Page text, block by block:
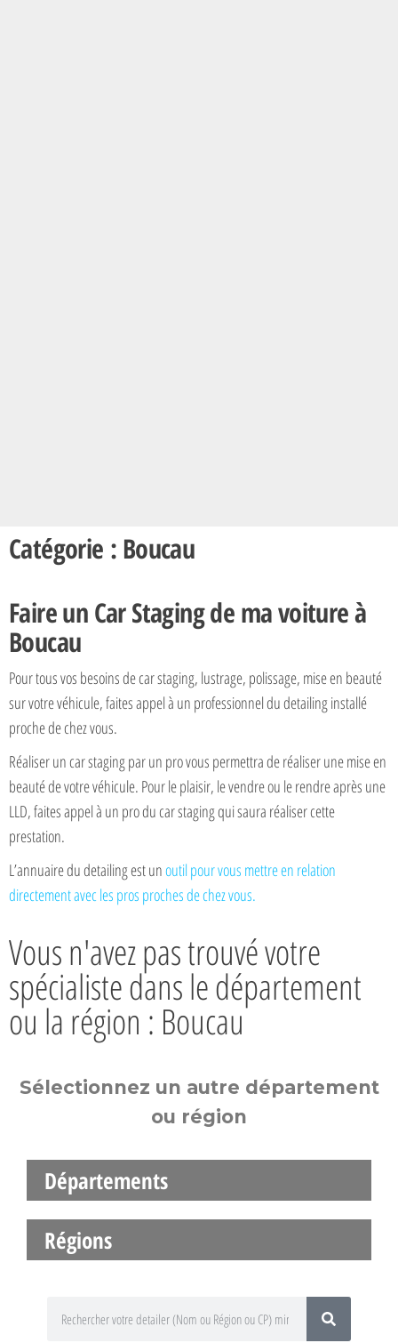
Catégorie : Boucau
Faire un Car Staging de ma voiture à
Boucau
Pour tous vos besoins de car staging, lustrage, polissage, mise en beauté
sur votre véhicule, faites appel à un professionnel du detailing installé
proche de chez vous.
Réaliser un car staging par un pro vous permettra de réaliser une mise en
beauté de votre véhicule. Pour le plaisir, le vendre ou le rendre après une
LLD, faites appel à un pro du car staging qui saura réaliser cette
prestation.
L’annuaire du detailing est unoutil pour vous mettre en relation
directement avec les pros proches de chez vous.
Vous n'avez pas trouvé votre
spécialiste dans le département
ou la région : Boucau
Sélectionnez un autre département
ou région
Départements
Régions